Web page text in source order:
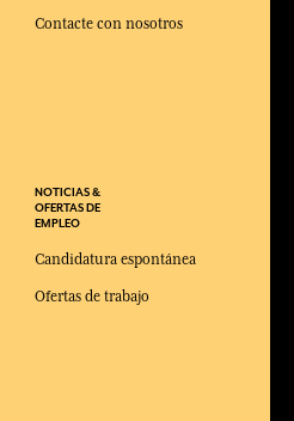
Contacte con nosotros
NOTICIAS &
OFERTAS DE
EMPLEO
Candidatura espontánea
Ofertas de trabajo